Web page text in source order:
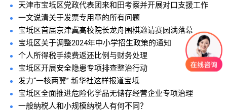
天津市宝坻区党政代表团来和田考察并开展对口支援工作
一文说清关于发票专用章的所有问题
宝坻区首届京津冀高校院长龙舟围棋邀请赛圆满落幕
宝坻区关于调整2024年中小学招生政策的通知
个人所得税手续费返还比例与财务处理
宝坻区开展安全隐患专项排查整治行动
发力“一核两翼” 新华社这样报道宝坻
宝坻区全面推进危险化学品无储存经营企业专项治理
一般纳税人和小规模纳税人有何不同？